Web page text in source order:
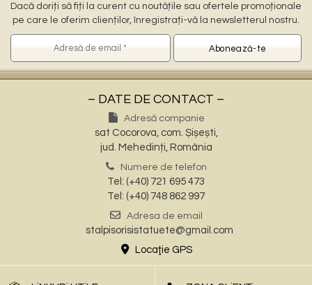
Dacă doriți să fiți la curent cu noutățile sau ofertele promoționale
pe care le oferim clienților, înregistrați-vă la newsletterul nostru.
– DATE DE CONTACT –
Adresă companie
sat Cocorova, com. Șișești,
jud. Mehedinți, România
Numere de telefon
Tel: (+40) 721 695 473
Tel: (+40) 748 862 997
Adresa de email
stalpisorisistatuete@gmail.com
Locaţie GPS